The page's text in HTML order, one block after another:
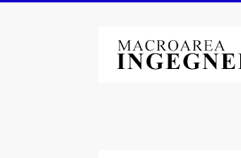
Macroarea
di